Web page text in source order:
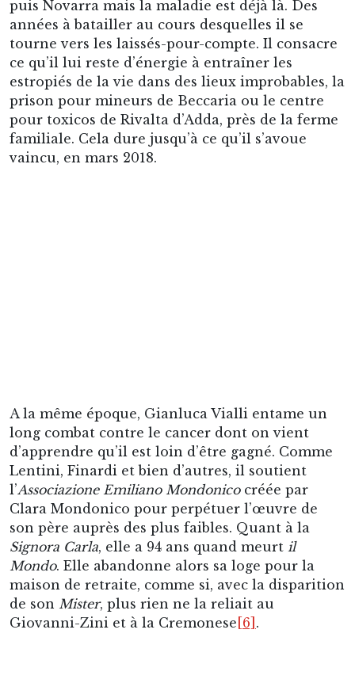
A la même époque, Gianluca Vialli entame un
long combat contre le cancer dont on vient
d’apprendre qu’il est loin d’être gagné. Comme
Lentini, Finardi et bien d’autres, il soutient
l’Associazione Emiliano Mondonicocréée par
Clara Mondonico pour perpétuer l’œuvre de
son père auprès des plus faibles. Quant à la
La Signora Carla peu de temps avant son décès en
compagnie de deux joueurs de la Cremonese.